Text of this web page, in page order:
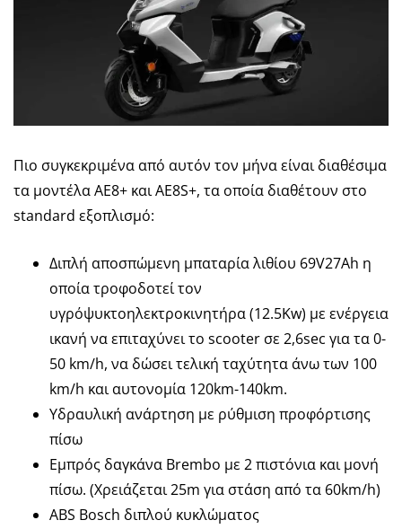
Πιο συγκεκριμένα από αυτόν τον μήνα είναι διαθέσιμα
τα μοντέλα ΑΕ8+ και ΑΕ8S+, τα οποία διαθέτουν στο
standard εξοπλισμό:
Διπλή αποσπώμενη μπαταρία λιθίου 69V27Ah η
οποία τροφοδοτεί τον
υγρόψυκτοηλεκτροκινητήρα (12.5Kw) με ενέργεια
ικανή να επιταχύνει το scooter σε 2,6sec για τα 0-
50 km/h, να δώσει τελική ταχύτητα άνω των 100
km/h και αυτονομία 120km-140km.
Υδραυλική ανάρτηση με ρύθμιση προφόρτισης
πίσω
Εμπρός δαγκάνα Brembo με 2 πιστόνια και μονή
πίσω. (Χρειάζεται 25m για στάση από τα 60km/h)
ABS Bosch διπλού κυκλώματος